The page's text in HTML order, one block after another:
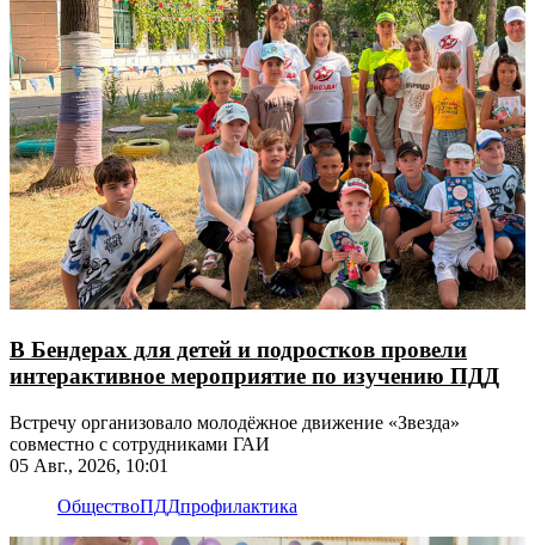
В Бендерах для детей и подростков провели
интерактивное мероприятие по изучению ПДД
Встречу организовало молодёжное движение «Звезда»
совместно с сотрудниками ГАИ
05 Авг., 2026, 10:01
ОбществоПДДпрофилактика